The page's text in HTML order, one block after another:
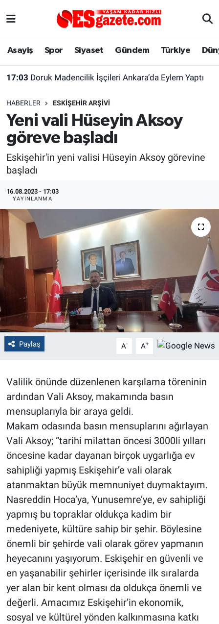
Asayiş Spor Siyaset Gündem Türkiye
17:03 Doruk Madencilik İşçileri Ankara’da Eylem Yaptı
HABERLER ESKIŞEHIR ARŞIVI
Yeni vali Hüseyin Aksoy
göreve başladı
Eskişehir'in yeni valisi Hüseyin Aksoy görevine
başladı
16.08.2023 - 17:03
YAYINLANMA
Paylaş A- A+
Valilik önünde düzenlenen karşılama töreninin
ardından Vali Aksoy, makamında basın
mensuplarıyla bir araya geldi.
Makam odasında basın mensuplarını ağırlayan
Vali Aksoy; “tarihi milattan öncesi 3000li yılları
öncesine kadar dayanan birçok uygarlığa ev
sahipliği yapmış Eskişehir’e vali olarak
atanmaktan büyük memnuniyet duymaktayım.
Nasreddin Hoca’ya, Yunusemre’ye, ev sahipliği
yapmış bu topraklar oldukça kadim bir
medeniyete, kültüre sahip bir şehir. Böylesine
önemli bir şehirde vali olarak görev yapmanın
heyecanını yaşıyorum. Eskişehir en güvenli ve
en yaşanabilir şehirler içerisinde ilk sıralarda
yer alan bir kent olması da oldukça önemli ve
değerli. Amacımız Eskişehir’in ekonomik,
sosyal ve kültürel yönden kalkınmasına katkı
Asayiş
Gündem
Türkiye
Dünya
Sağlık
Alış-Veriş/İş dünyası
Yaşam
Eskişehirspor Arşivi
Eskişehir Arşivi
Röportaj
Ekonomi
Kültür Sanat
Politika
Bilecik
Kütahya
Gezi
Genel
Yerel
Magazin
Bilim ve Teknoloji
Eskişehir Nöbetçi Eczaneler
Süper Lig Puan Durumu ve Fikstür
Tüm Manşetler
Son Dakika Haberleri
Haber Arşivi